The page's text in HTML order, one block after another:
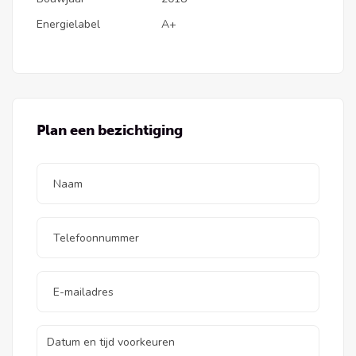
kookgroep, krachtgroep voor eventueel het
Ruimtelijke, L-vormige woonkamer met
doorkijk naar de tuin. Grenzend aan de woonkamer
Energielabel
A+
Plan een bezichtiging